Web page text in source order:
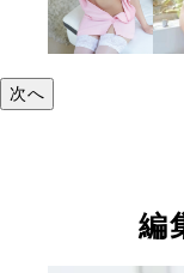
次へ
編